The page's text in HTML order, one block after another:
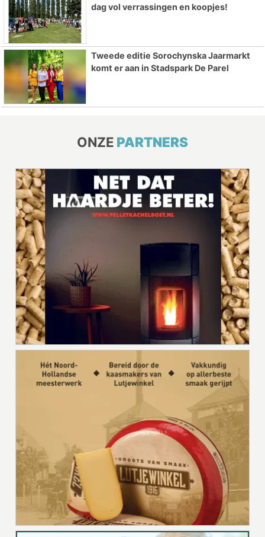
dag vol verrassingen en koopjes!
Tweede editie Sorochynska Jaarmarkt
komt er aan in Stadspark De Parel
ONZE PARTNERS